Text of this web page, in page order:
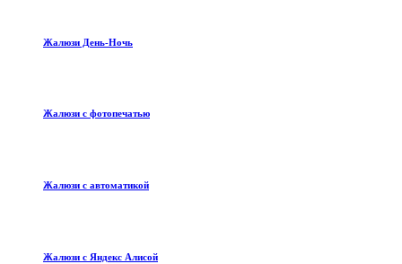
Жалюзи День-Ночь
Жалюзи с фотопечатью
Жалюзи с автоматикой
Жалюзи с Яндекс Алисой